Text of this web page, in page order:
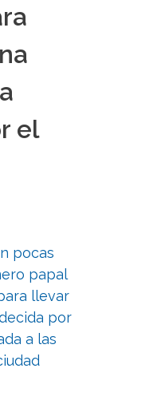
el
pocas
papal
llevar
por
a las